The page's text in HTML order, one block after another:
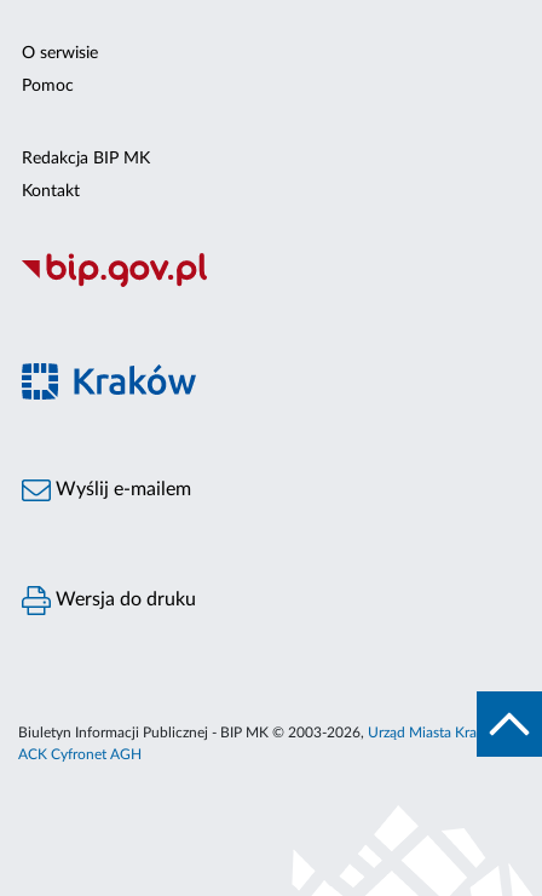
O serwisie
Pomoc
Redakcja BIP MK
Kontakt
Wyślij e-mailem
Wersja do druku
Biuletyn Informacji Publicznej - BIP MK © 2003-2026, Urząd Miasta Krakowa
ACK Cyfronet AGH